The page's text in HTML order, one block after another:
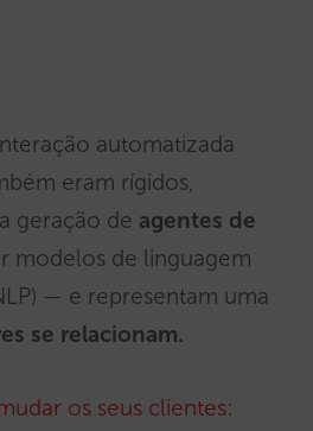
automatizada
eram rígidos,
geração de agentes de
modelos de linguagem
— e representam uma
se relacionam.
os seus clientes: